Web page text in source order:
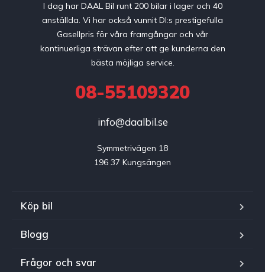
I dag har DAAL Bil runt 200 bilar i lager och 40
anställda. Vi har också vunnit DI:s prestigefulla
Gasellpris för våra framgångar och vår
kontinuerliga strävan efter att ge kunderna den
bästa möjliga service.
08-55109320
info@daalbil.se
Symmetrivägen 18
196 37 Kungsängen
Köp bil
Blogg
Frågor och svar